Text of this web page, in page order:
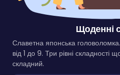
Щоденні
Славетна японська
від 1 до 9. Три рівні складності
складний.